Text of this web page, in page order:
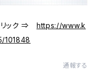
リック ⇒ https://www.k
通報する